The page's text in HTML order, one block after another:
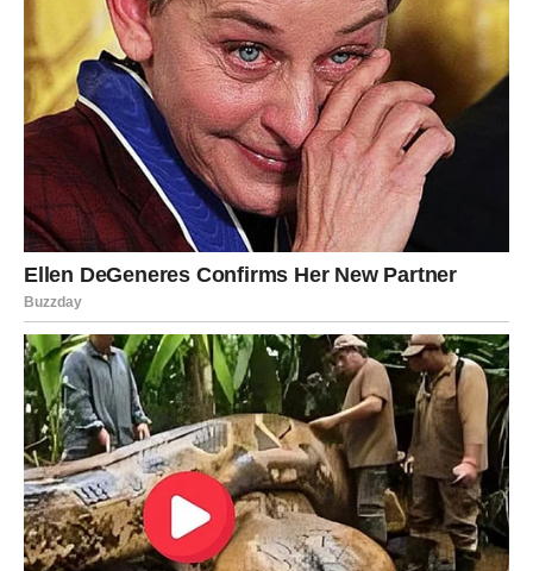
Neočekivana poslovna prilika mogla bi vam donijeti više
koristi nego što trenutno očekujete.
Poruka zvijezda
Ne zatvarajte vrata novim idejama.
RIBE
NAJVEĆA NAGRADA STIŽE UPRAVO
VAMA
Ribe su apsolutni finansijski favoriti ovog perioda.
Godinama ste ulagali trud, energiju i vjeru u nešto što nije
uvijek davalo brze rezultate. Sada dolazi trenutak kada se
sve mijenja.
Moguće su velike poslovne vijesti, dodatni prihodi,